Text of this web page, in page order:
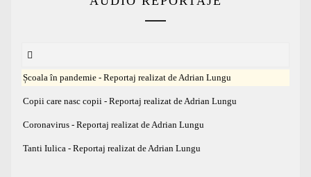
Școala în pandemie - Reportaj realizat de Adrian Lungu
Copii care nasc copii - Reportaj realizat de Adrian Lungu
Coronavirus - Reportaj realizat de Adrian Lungu
Tanti Iulica - Reportaj realizat de Adrian Lungu